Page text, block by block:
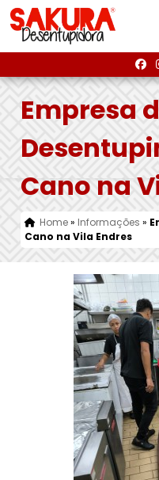
Empresa
Cano na
Home» Informações »
Cano na Vila Endres